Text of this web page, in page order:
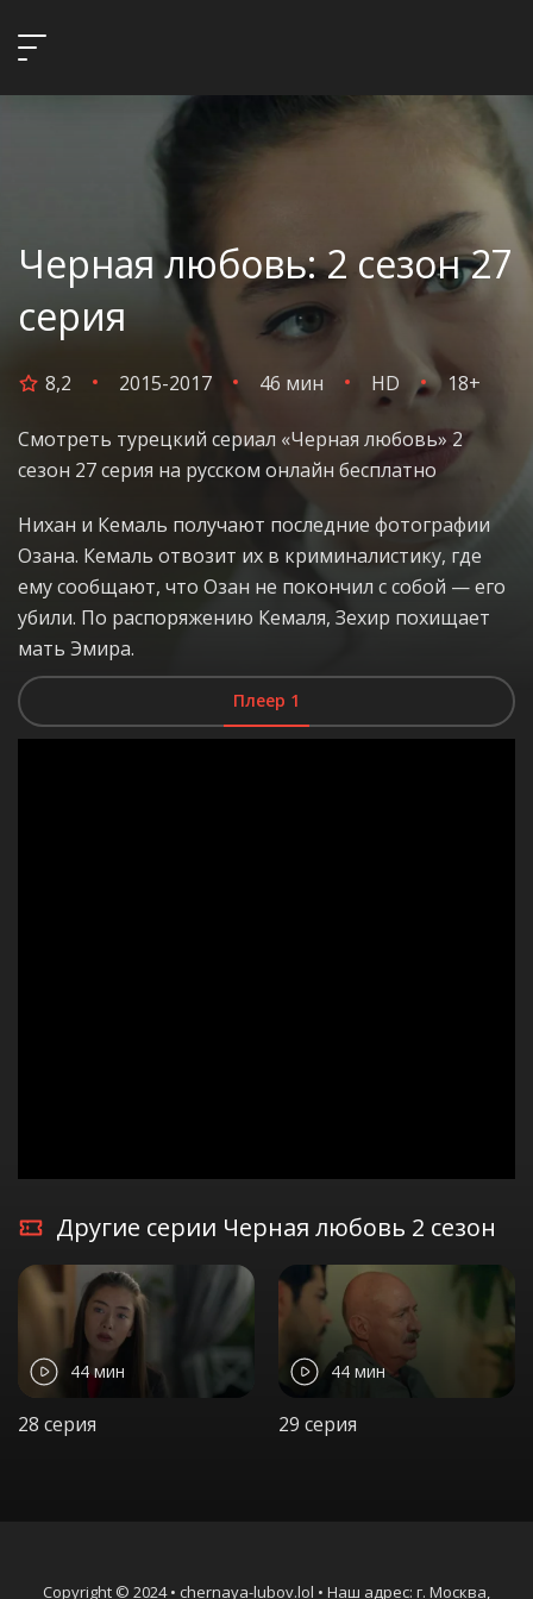
Черная любовь: 2 сезон 27
серия
8,2 2015-2017 46 мин HD 18+
Смотреть турецкий сериал «Черная любовь» 2
сезон 27 серия на русском онлайн бесплатно
Нихан и Кемаль получают последние фотографии
Озана. Кемаль отвозит их в криминалистику, где
ему сообщают, что Озан не покончил с собой — его
убили. По распоряжению Кемаля, Зехир похищает
мать Эмира.
Плеер 1
Другие серии Черная любовь 2 сезон
44 мин
28 серия
44 мин
29 серия
Copyright © 2024 • chernaya-lubov.lol • Наш адрес: г. Москва,